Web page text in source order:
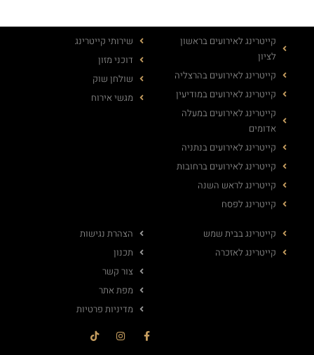
קייטרינג לאירועים בראשון
לציון
קייטרינג לאירועים בהרצליה
קייטרינג לאירועים במודיעין
קייטרינג לאירועים במעלה
אדומים
קייטרינג לאירועים בנתניה
קייטרינג לאירועים ברחובות
קייטרינג לראש השנה
קייטרינג לפסח
שירותי קייטרינג
דוכני מזון
שולחן שוק
מגשי אירוח
קייטרינג בבית שמש
קייטרינג לאזכרה
הצהרת נגישות
תכנון
צור קשר
מפת אתר
מדיניות פרטיות